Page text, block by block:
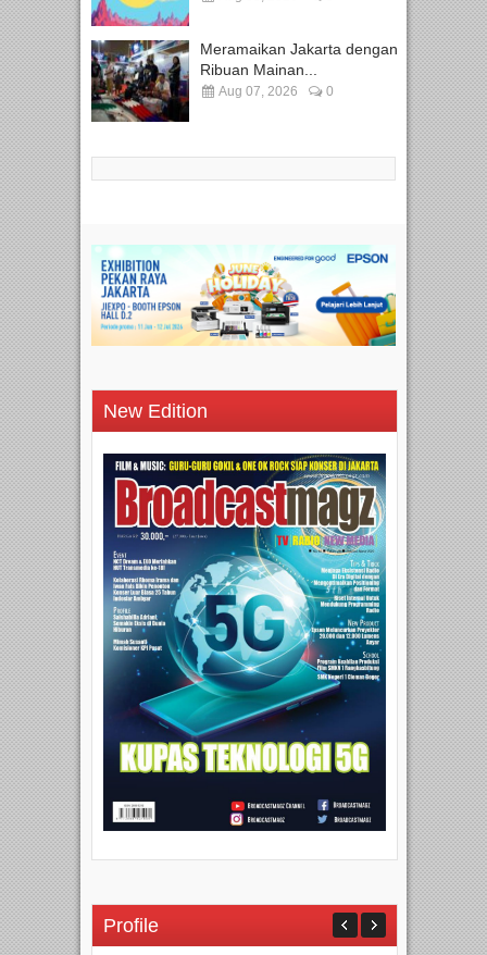
Meramaikan Jakarta dengan
Ribuan Mainan...
Aug 07, 2026 0
New Edition
Profile